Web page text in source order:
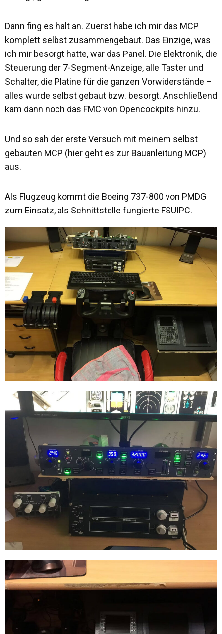
Dann fing es halt an. Zuerst habe ich mir das MCP
komplett selbst zusammengebaut. Das Einzige, was
ich mir besorgt hatte, war das Panel. Die Elektronik, die
Steuerung der 7-Segment-Anzeige, alle Taster und
Schalter, die Platine für die ganzen Vorwiderstände –
alles wurde selbst gebaut bzw. besorgt. Anschließend
kam dann noch das FMC von Opencockpits hinzu.
Und so sah der erste Versuch mit meinem selbst
gebauten MCP (hier geht es zur Bauanleitung MCP)
aus.
Als Flugzeug kommt die Boeing 737-800 von PMDG
zum Einsatz, als Schnittstelle fungierte FSUIPC.